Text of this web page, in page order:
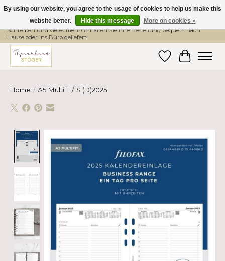
Hier finden Sie hochwertige Produkte im Bereich Schule, Büro, Papier,
Schreiben und vieles mehr! Erhalten Sie Ihre Bestellung bequem nach
Hause oder ins Büro geliefert!
WishlistCart
Home / A5 Multi 1T/1S (D)2025
By using our website, you agree to the usage of cookies to help us make this
website better.
Hide this message More on cookies »